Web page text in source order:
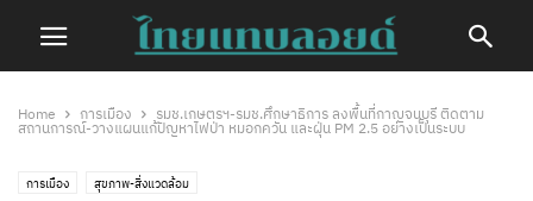
Home การเมือง
รมช.เกษตรฯ-รมช.ศึกษาธิการ ลงพื้นที่กาญจนบุรี ติดตาม
สถานการณ์-วางแผนแก้ปัญหาไฟป่า หมอกควัน และฝุ่น PM 2.5 อย่างเป็นระบบ
การเมือง สุขภาพ-สิ่งแวดล้อม